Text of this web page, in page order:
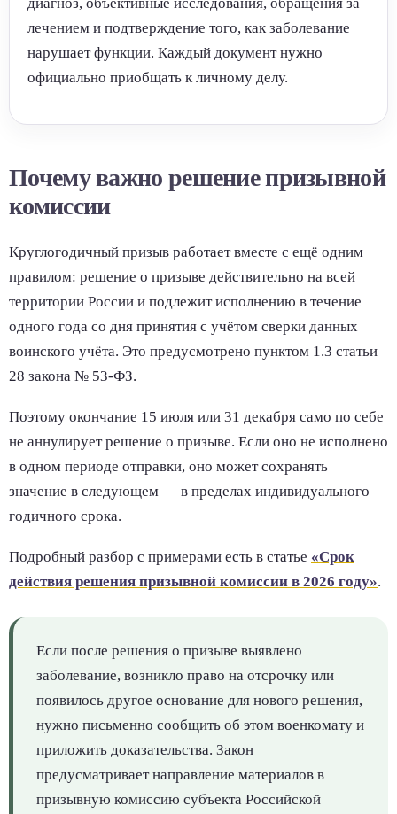
лечением и подтверждение того, как заболевание
нарушает функции. Каждый документ нужно
официально приобщать к личному делу.
Почему важно решение призывной
комиссии
Круглогодичный призыв работает вместе с ещё одним
правилом: решение о призыве действительно на всей
территории России и подлежит исполнению в течение
одного года со дня принятия с учётом сверки данных
воинского учёта. Это предусмотрено пунктом 1.3 статьи
28 закона № 53-ФЗ.
Поэтому окончание 15 июля или 31 декабря само по себе
не аннулирует решение о призыве. Если оно не исполнено
в одном периоде отправки, оно может сохранять
значение в следующем — в пределах индивидуального
годичного срока.
Подробный разбор с примерами есть в статье «Срок
действия решения призывной комиссии в 2026 году».
Если после решения о призыве выявлено
заболевание, возникло право на отсрочку или
появилось другое основание для нового решения,
нужно письменно сообщить об этом военкомату и
приложить доказательства. Закон
предусматривает направление материалов в
призывную комиссию субъекта Российской